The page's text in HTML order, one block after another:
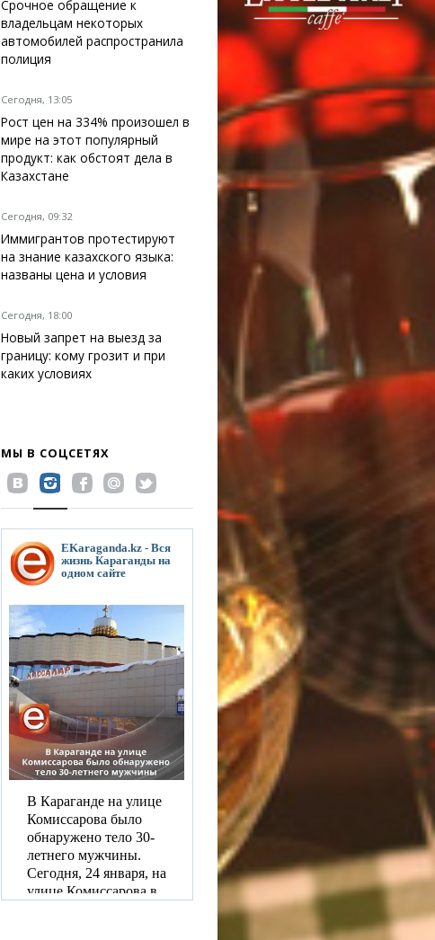
Срочное обращение к
владельцам некоторых
автомобилей распространила
полиция
Сегодня, 13:05
Рост цен на 334% произошел в
мире на этот популярный
продукт: как обстоят дела в
Казахстане
Сегодня, 09:32
Иммигрантов протестируют
на знание казахского языка:
названы цена и условия
Сегодня, 18:00
Новый запрет на выезд за
границу: кому грозит и при
каких условиях
МЫ В СОЦСЕТЯХ
EKaraganda.kz - Вся
жизнь Караганды на
одном сайте